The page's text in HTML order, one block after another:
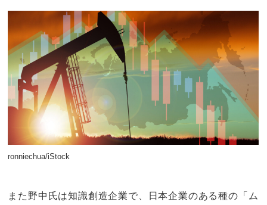
ronniechua/iStock
また野中氏は知識創造企業で、日本企業のある種の「ム